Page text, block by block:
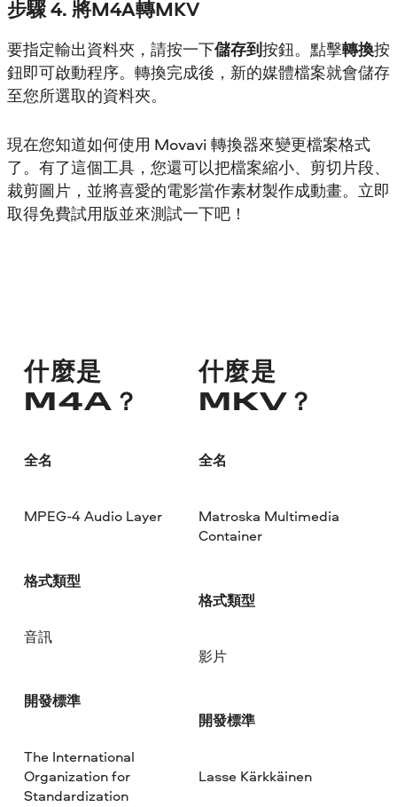
步驟 4. 將M4A轉MKV
要指定輸出資料夾，請按一下儲存到按鈕。點擊轉換按
鈕即可啟動程序。轉換完成後，新的媒體檔案就會儲存
至您所選取的資料夾。
現在您知道如何使用 Movavi 轉換器來變更檔案格式
了。有了這個工具，您還可以把檔案縮小、剪切片段、
裁剪圖片，並將喜愛的電影當作素材製作成動畫。立即
取得免費試用版並來測試一下吧！
什麼是
M4A？
全名
MPEG-4 Audio Layer
格式類型
音訊
開發標準
The International
Organization for
Standardization
什麼是
MKV？
全名
Matroska Multimedia
Container
格式類型
影片
開發標準
Lasse Kärkkäinen